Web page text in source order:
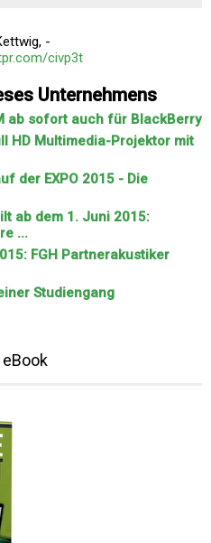
-
civp3t
Unternehmens
ab sofort auch für BlackBerry
HD Multimedia-Projektor mit
der EXPO 2015 - Die
ab dem 1. Juni 2015:
...
FGH Partnerakustiker
Studiengang